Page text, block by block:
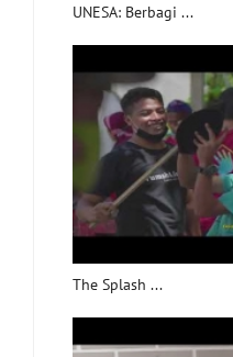
UNESA: Berbagi ...
The Splash ...